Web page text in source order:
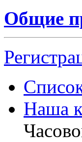
Общие
Наша